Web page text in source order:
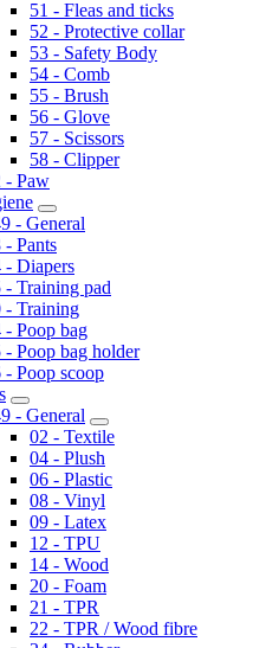
51 - Fleas and ticks
52 - Protective collar
53 - Safety Body
54 - Comb
55 - Brush
56 - Glove
57 - Scissors
58 - Clipper
- Paw
- General
- Pants
- Diapers
- Training pad
- Training
- Poop bag
- Poop bag holder
- Poop scoop
- General
02 - Textile
04 - Plush
06 - Plastic
08 - Vinyl
09 - Latex
12 - TPU
14 - Wood
20 - Foam
21 - TPR
22 - TPR / Wood fibre